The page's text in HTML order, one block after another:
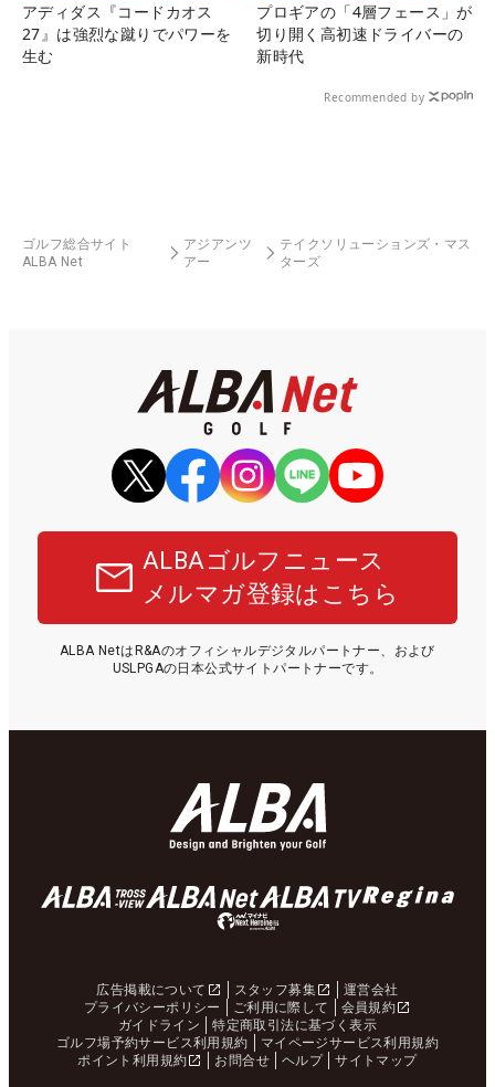
アディダス『コードカオス
27』は強烈な蹴りでパワーを
生む
プロギアの「4層フェース」が
切り開く高初速ドライバーの
新時代
Recommended by
ゴルフ総合サイト
ALBA Net
アジアンツ
アー
テイクソリューションズ・マス
ターズ
ALBAゴルフニュース
メルマガ登録はこちら
ALBA NetはR&Aのオフィシャルデジタルパートナー、および
USLPGAの日本公式サイトパートナーです。
広告掲載について スタッフ募集
運営会社
プライバシーポリシー
ご利用に際して
会員規約
ガイドライン
特定商取引法に基づく表示
ゴルフ場予約サービス利用規約
マイページサービス利用規約
ポイント利用規約
お問合せ ヘルプ サイトマップ